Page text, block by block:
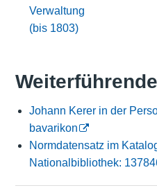
Verwaltung
(bis 1803)
Johann Kerer in der
bavarikon
Normdatensatz im
Nationalbibliothek: